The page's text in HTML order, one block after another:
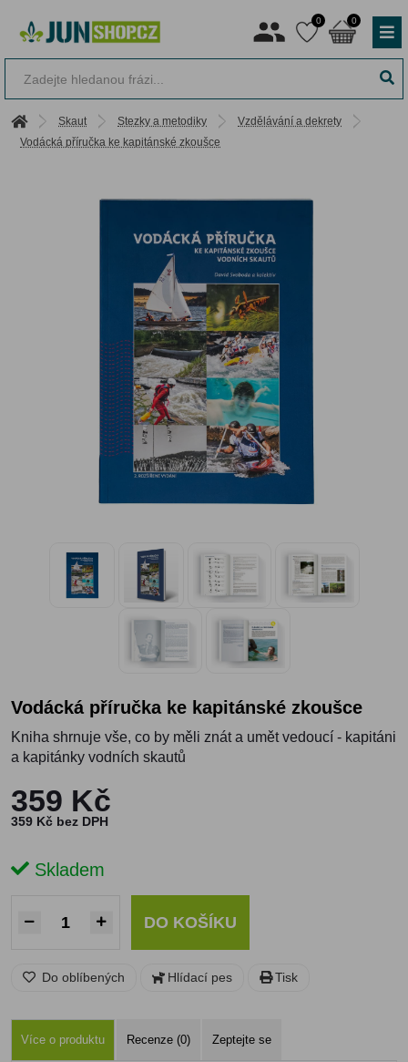
0 0
Skaut Stezky a metodiky
Vzdělávání a dekrety
Vodácká příručka ke kapitánské zkoušce
Vodácká příručka ke kapitánské zkoušce
Kniha shrnuje vše, co by měli znát a umět vedoucí - kapitáni
a kapitánky vodních skautů
359 Kč
359 Kč bez DPH
Skladem
DO KOŠÍKU
Do oblíbených Hlídací pes Tisk
Více o produktu Recenze (0) Zeptejte se